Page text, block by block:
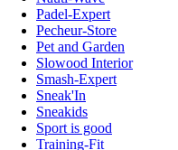
Padel-Expert
Pecheur-Store
Pet and Garden
Slowood Interior
Smash-Expert
Sneak'In
Sneakids
Sport is good
Training-Fit